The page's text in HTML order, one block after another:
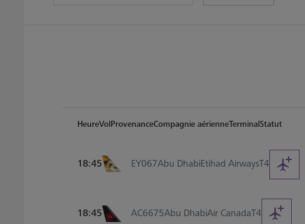
HeureVolProvenanceCompagnie aérienneTerminalStatut
18:45 EY067Abu DhabiEtihad AirwaysT4
18:45 AC6675Abu DhabiAir CanadaT4